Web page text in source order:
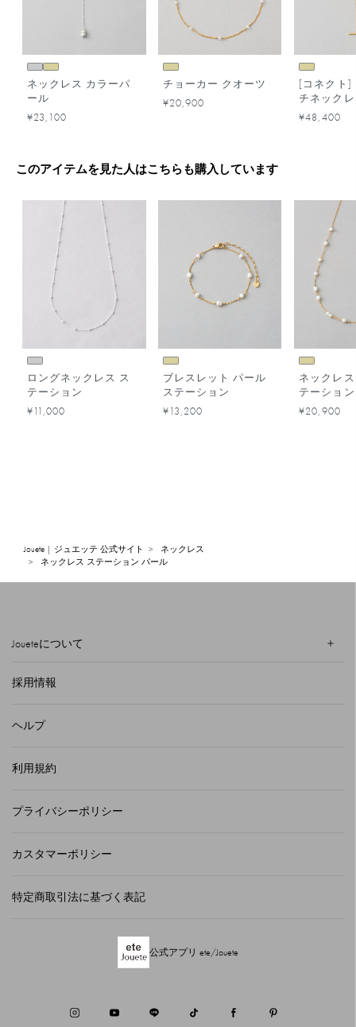
ネックレス カラーパ
ール
¥23,100
チョーカー クオーツ
¥20,900
[コネクト]
チネック
¥48,400
このアイテムを見た人はこちらも購入しています
ロングネックレス ス
テーション
¥11,000
ブレスレット パール
ステーション
¥13,200
ネックレ
テーション
¥20,900
Jouete | ジュエッテ 公式サイト
ネックレス
ネックレス ステーション パール
Joueteについて
採用情報
ヘルプ
利用規約
プライバシーポリシー
カスタマーポリシー
特定商取引法に基づく表記
公式アプリ ete/Jouete